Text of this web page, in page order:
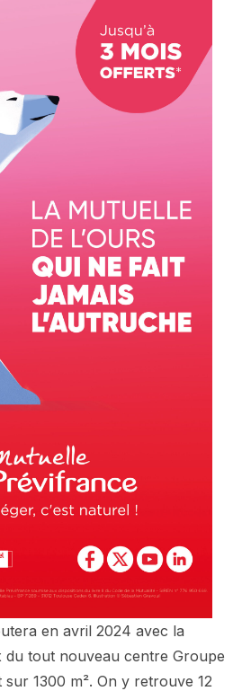
en avril 2024 avec la
du tout nouveau centre Groupe
sur 1300 m². On y retrouve 12